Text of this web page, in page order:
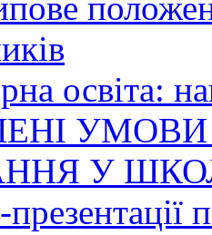
освіта:
У